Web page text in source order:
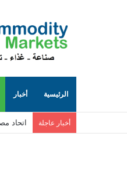
الرئيسية أخبار
أخبار عاجلة اتحاد